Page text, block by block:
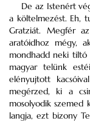
De az Istenért
a költelmezést. Eh,
Gratziát. Megfér
aratóidhoz mégy,
mondhadd neki tiltó
magyar telünk
elényujtott
megérzed, ki a
mosolyodik szemed
langja, ezt bizony